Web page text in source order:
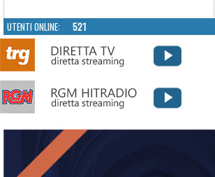
UTENTI ONLINE: 521